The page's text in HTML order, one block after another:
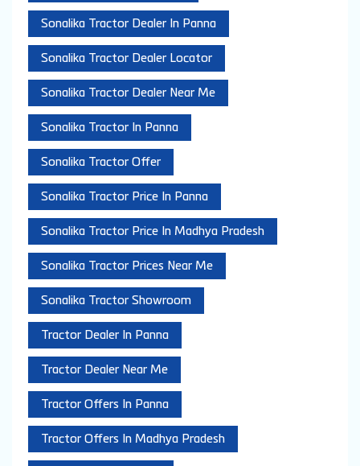
Sonalika Tractor Dealer In Panna
Sonalika Tractor Dealer Locator
Sonalika Tractor Dealer Near Me
Sonalika Tractor In Panna
Sonalika Tractor Offer
Sonalika Tractor Price In Panna
Sonalika Tractor Price In Madhya Pradesh
Sonalika Tractor Prices Near Me
Sonalika Tractor Showroom
Tractor Dealer In Panna
Tractor Dealer Near Me
Tractor Offers In Panna
Tractor Offers In Madhya Pradesh